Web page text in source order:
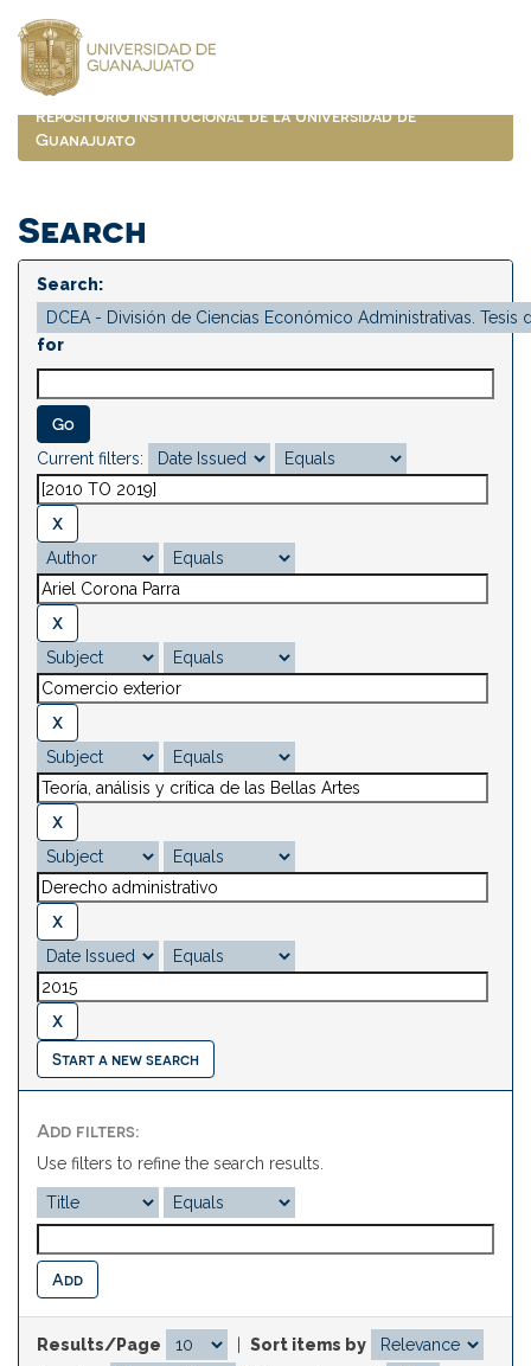
navigation
Repositorio Institucional de la Universidad de
Guanajuato
Search
Search:
for
Current filters:
Start a new search
Add filters:
Use filters to refine the search results.
Results/Page
Sort items by